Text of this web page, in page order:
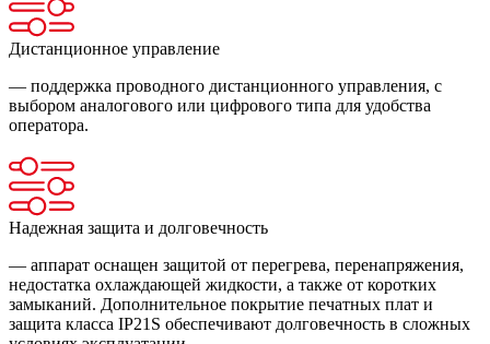
Дистанционное управление
— поддержка проводного дистанционного управления, с
выбором аналогового или цифрового типа для удобства
оператора.
Надежная защита и долговечность
— аппарат оснащен защитой от перегрева, перенапряжения,
недостатка охлаждающей жидкости, а также от коротких
замыканий. Дополнительное покрытие печатных плат и
защита класса IP21S обеспечивают долговечность в сложных